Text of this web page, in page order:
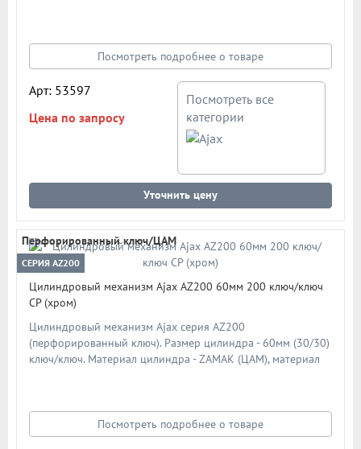
Посмотреть подробнее о товаре
Арт: 53597
Цена по запросу
Посмотреть все
категории
Уточнить цену
Перфорированный ключ/ЦАМ
СЕРИЯ AZ200
Цилиндровый механизм Ajax AZ200 60мм 200 ключ/ключ
CP (хром)
Цилиндровый механизм Ajax серия AZ200
(перфорированный ключ). Размер цилиндра - 60мм (30/30)
ключ/ключ. Материал цилиндра - ZAMAK (ЦАМ), материал
Посмотреть подробнее о товаре